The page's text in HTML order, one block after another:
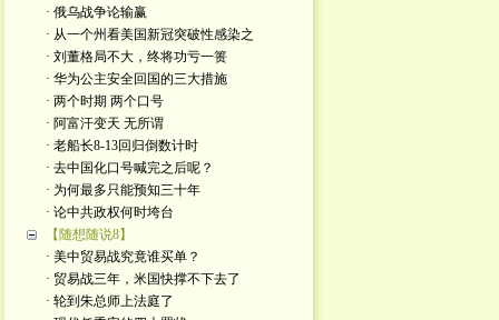
· 俄乌战争论输赢
· 从一个州看美国新冠突破性感染之
· 刘董格局不大，终将功亏一篑
· 华为公主安全回国的三大措施
· 两个时期 两个口号
· 阿富汗变天 无所谓
· 老船长8-13回归倒数计时
· 去中国化口号喊完之后呢？
· 为何最多只能预知三十年
· 论中共政权何时垮台
【随想随说8】
· 美中贸易战究竟谁买单？
· 贸易战三年，米国快撑不下去了
· 轮到朱总师上法庭了